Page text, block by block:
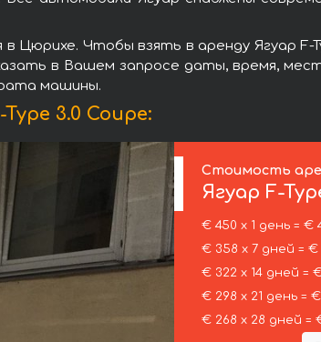
Чтобы взять в аренду Ягуар F-
в Вашем запросе даты, время,
машины.
3.0 Coupe:
Стоимость
Ягуар F-
€ 450 х 1 день = €
€ 358 х 7 дней = €
€ 322 х 14 дней =
€ 298 х 21 день =
€ 268 х 28 дней =